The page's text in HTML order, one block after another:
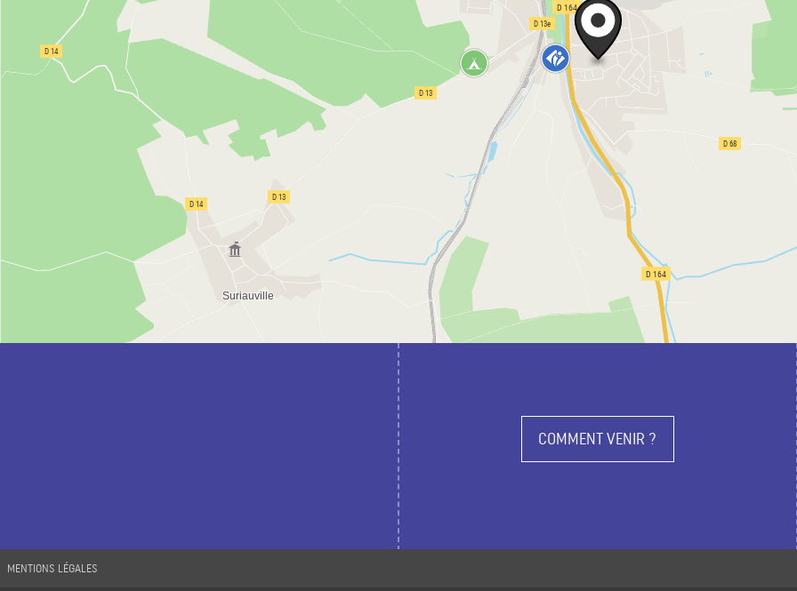
COMMENT VENIR ?
MENTIONS LÉGALES